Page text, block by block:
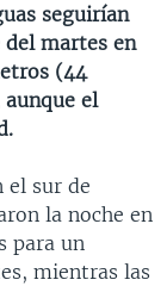
seguirían
martes en
(44
el
el sur de
la noche en
para un
mientras las